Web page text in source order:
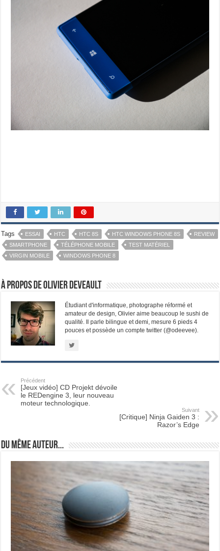
Tags ESSAI HTC HTC 8S HTC WINDOWS PHONE 8S
REVIEW
SMARTPHONE
TÉLÉPHONE MOBILE
TEST MATÉRIEL
VIRGIN MOBILE
WINDOWS PHONE 8
À propos de Olivier Deveault
Étudiant d'informatique, photographe réformé et
amateur de design, Olivier aime beaucoup le sushi de
qualité. Il parle bilingue et demi, mesure 6 pieds 4
pouces et possède un compte twitter (@odeevee).
Précédent
[Jeux vidéo] CD Projekt dévoile
le REDengine 3, leur nouveau
moteur technologique.
Suivant
[Critique] Ninja Gaiden 3 :
Razor’s Edge
Du même auteur...